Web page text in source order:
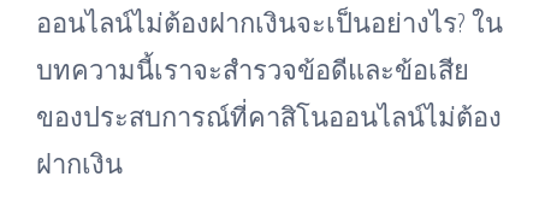
ออนไลน์ไม่ต้องฝากเงินจะเป็นอย่างไร? ใน
บทความนี้เราจะสำรวจข้อดีและข้อเสีย
ของประสบการณ์ที่คาสิโนออนไลน์ไม่ต้อง
ฝากเงิน